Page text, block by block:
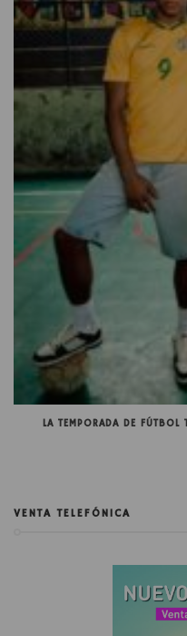
LA TEMPORADA DE
VENTA TELEFÓNICA